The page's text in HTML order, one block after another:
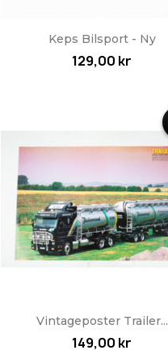
Keps Bilsport - Ny
129,00 kr
Vintageposter Trailer...
149,00 kr